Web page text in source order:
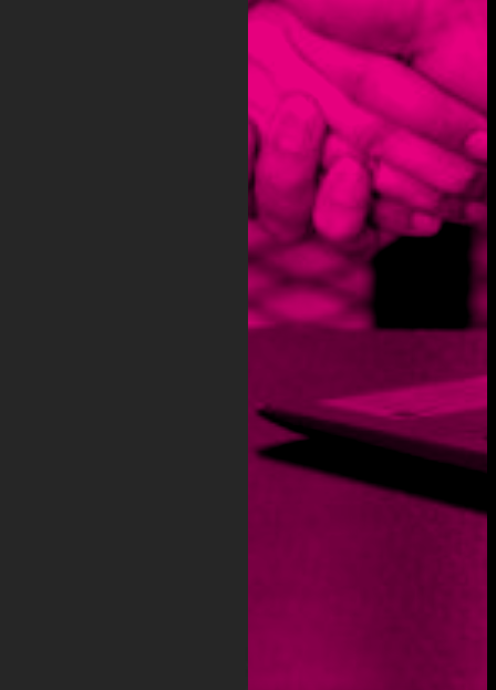
VERTRIEB
SERVICE
PARTNER
AKTUELLES
AKTUELLES
– EVENTS
AKTUELLES –
NEUIGKEITEN
KARRIERE
KARRIERE
– OFFENE
STELLEN
KARRIERE –
ÜBER DAS
UNTERNEHMEN